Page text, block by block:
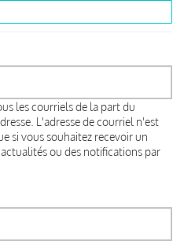
les courriels de la part du
L'adresse de courriel n'est
si vous souhaitez recevoir un
ou des notifications par